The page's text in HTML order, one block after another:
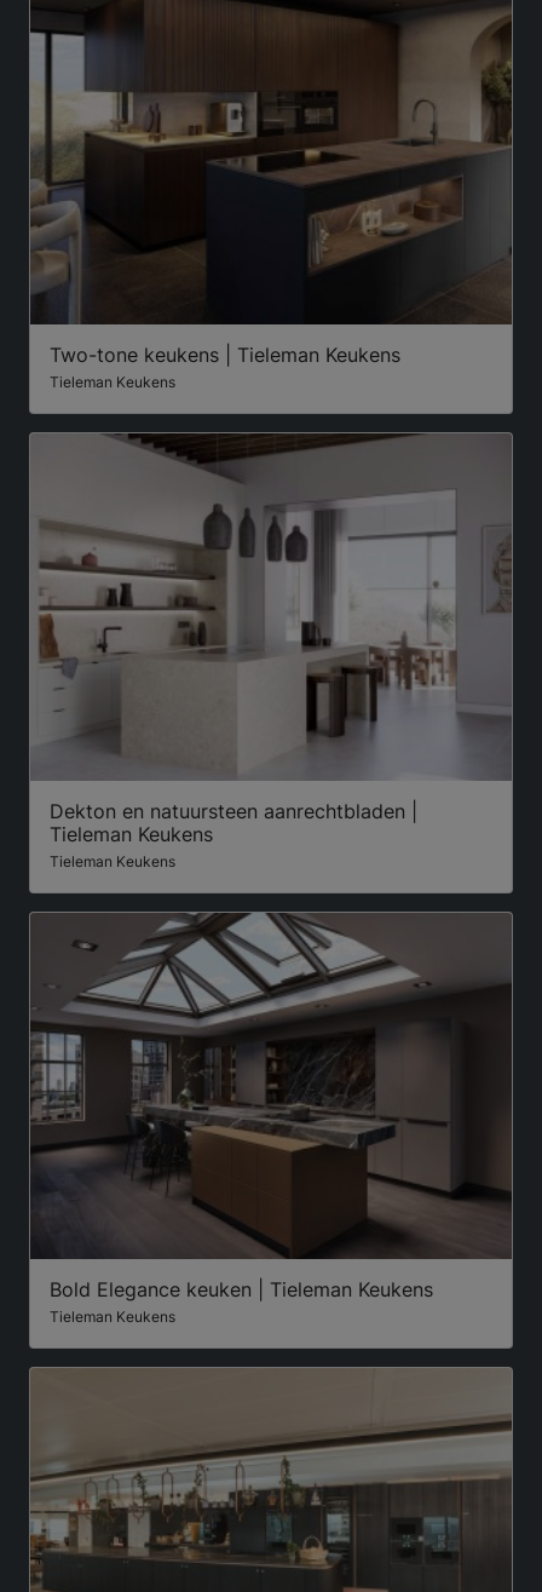
Two-tone keukens | Tieleman Keukens
Tieleman Keukens
Dekton en natuursteen aanrechtbladen |
Tieleman Keukens
Tieleman Keukens
Bold Elegance keuken | Tieleman Keukens
Tieleman Keukens